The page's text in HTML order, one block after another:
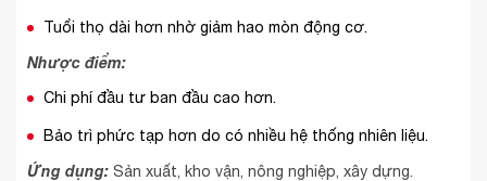
Tuổi thọ dài hơn nhờ giảm hao mòn động cơ.
Nhược điểm:
Chi phí đầu tư ban đầu cao hơn.
Bảo trì phức tạp hơn do có nhiều hệ thống nhiên liệu.
Ứng dụng: Sản xuất, kho vận, nông nghiệp, xây dựng.